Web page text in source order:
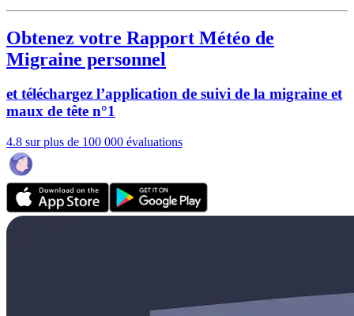
Obtenez votre Rapport Météo de
Migraine personnel
et téléchargez l’application de suivi de la migraine et
maux de tête n°1
4.8 sur plus de 100 000 évaluations